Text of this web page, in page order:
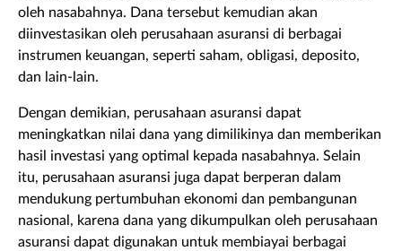
oleh nasabahnya. Dana tersebut kemudian akan
diinvestasikan oleh perusahaan asuransi di berbagai
instrumen keuangan, seperti saham, obligasi, deposito,
dan lain-lain.
Dengan demikian, perusahaan asuransi dapat
meningkatkan nilai dana yang dimilikinya dan memberikan
hasil investasi yang optimal kepada nasabahnya. Selain
itu, perusahaan asuransi juga dapat berperan dalam
mendukung pertumbuhan ekonomi dan pembangunan
nasional, karena dana yang dikumpulkan oleh perusahaan
asuransi dapat digunakan untuk membiayai berbagai